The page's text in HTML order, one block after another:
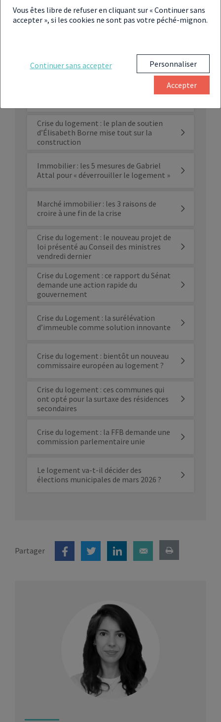
Crise de l’immobilier : les solutions de
l’Unis pour dégripper le marché du
Logement
« la catastrophe sociale »
Crise du logement : le plan de soutien
d’Élisabeth Borne mise tout sur la
construction
Immobilier : les 5 mesures de Gabriel
Attal pour « déverrouiller le logement »
Marché immobilier : les 3 raisons de
croire à une fin de la crise
Crise du logement : le nouveau projet de
loi présenté au Conseil des ministres
vendredi dernier
Crise du Logement : ce rapport du Sénat
demande une action rapide du
gouvernement
Crise du Logement : la surélévation
d’immeuble comme solution innovante
Crise du logement : bientôt un nouveau
commissaire européen au logement ?
Crise du logement : ces communes qui
ont opté pour la surtaxe des résidences
secondaires
Crise du logement : la FFB demande une
commission parlementaire unie
Le logement va-t-il décider des
élections municipales de mars 2026 ?
Partager
Vous êtes libre de refuser en cliquant sur « Continuer sans
accepter », si les cookies ne sont pas votre péché-mignon.
Continuer sans accepter Personnaliser
Accepter